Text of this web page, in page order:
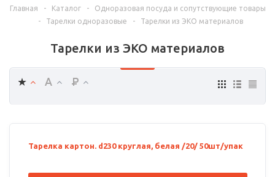
Главная - Каталог -
Одноразовая посуда и сопутствующие товары
-
Тарелки одноразовые - Тарелки из ЭКО материалов
Тарелки из ЭКО материалов
Тарелка картон. d230 круглая, белая /20/ 50шт/упак